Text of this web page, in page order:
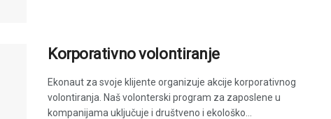
Korporativno volontiranje
Ekonaut za svoje klijente organizuje akcije korporativnog
volontiranja. Naš volonterski program za zaposlene u
kompanijama uključuje i društveno i ekološko...